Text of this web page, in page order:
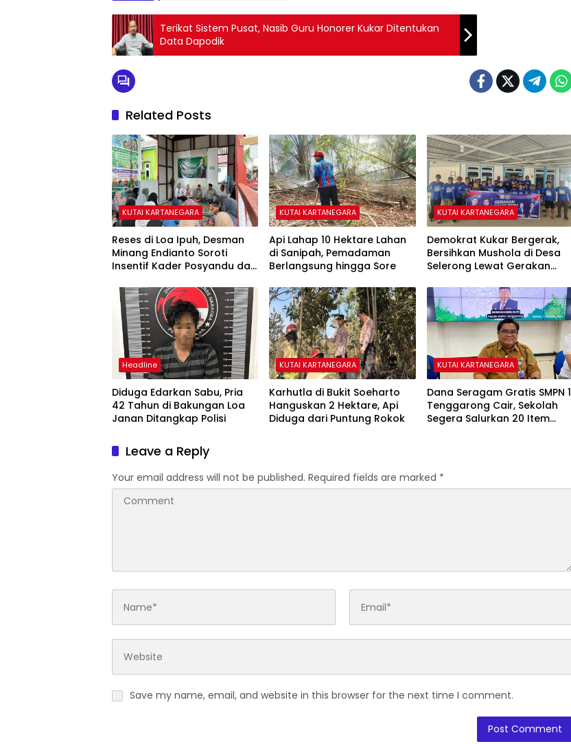
Terikat Sistem Pusat, Nasib Guru Honorer Kukar Ditentukan
Data Dapodik
Related Posts
KUTAI KARTANEGARA
Reses di Loa Ipuh, Desman
Minang Endianto Soroti
Insentif Kader Posyandu dan
KUTAI KARTANEGARA
Api Lahap 10 Hektare Lahan
di Sanipah, Pemadaman
Berlangsung hingga Sore
KUTAI KARTANEGARA
Demokrat Kukar Bergerak,
Bersihkan Mushola di Desa
Selerong Lewat Gerakan
Headline
Diduga Edarkan Sabu, Pria
42 Tahun di Bakungan Loa
Janan Ditangkap Polisi
KUTAI KARTANEGARA
Karhutla di Bukit Soeharto
Hanguskan 2 Hektare, Api
Diduga dari Puntung Rokok
KUTAI KARTANEGARA
Dana Seragam Gratis SMPN 1
Tenggarong Cair, Sekolah
Segera Salurkan 20 Item
Leave a Reply
Your email address will not be published. Required fields are marked *
Save my name, email, and website in this browser for the next time I comment.